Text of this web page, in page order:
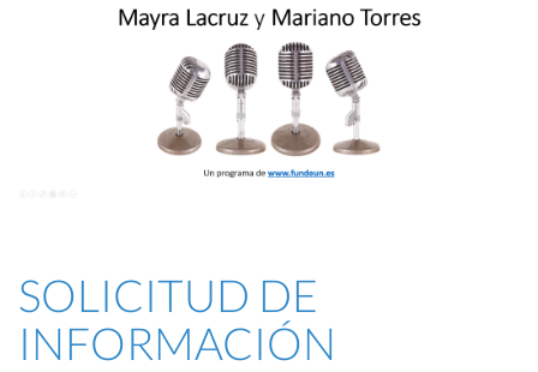
SOLICITUD DE
INFORMACIÓN